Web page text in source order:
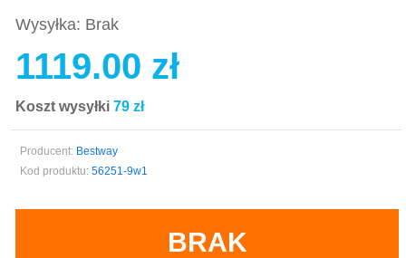
Wysyłka: Brak
BRAK
1119.00 zł
Koszt wysyłki 79 zł
Producent: Bestway
Kod produktu: 56251-9w1